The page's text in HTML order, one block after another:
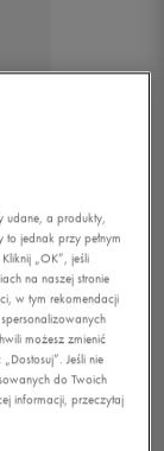
udane, a produkty,
jednak przy pełnym
„OK”, jeśli
na naszej stronie
w tym rekomendacji
możesz zmienić
Jeśli nie
do Twoich
informacji, przeczytaj